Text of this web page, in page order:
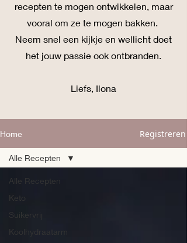
recepten te mogen ontwikkelen, maar
vooral om ze te mogen bakken.
Neem snel een kijkje en wellicht doet
het jouw passie ook ontbranden.
Liefs, Ilona
Home Registreren
Alle Recepten
Keto
Suikervrij
Koolhydraatarm
Alle Recepten